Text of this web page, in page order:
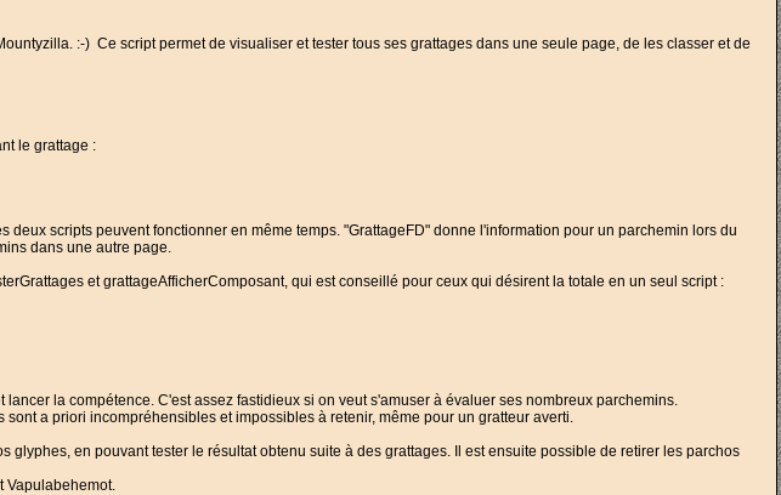
:-) Ce script permet de visualiser et tester tous ses grattages dans une seule page, de les classer et de
le grattage :
scripts peuvent fonctionner en même temps. "GrattageFD" donne l'information pour un parchemin lors du
dans une autre page.
et grattageAfficherComposant, qui est conseillé pour ceux qui désirent la totale en un seul script :
la compétence. C'est assez fastidieux si on veut s'amuser à évaluer ses nombreux parchemins.
a priori incompréhensibles et impossibles à retenir, même pour un gratteur averti.
glyphes, en pouvant tester le résultat obtenu suite à des grattages. Il est ensuite possible de retirer les parchos
Vapulabehemot.